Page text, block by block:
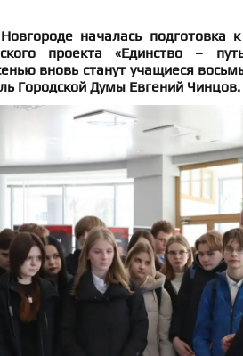
началась подготовка к
проекта «Единство –
вновь станут учащиеся
Городской Думы Евгений Чинцов.